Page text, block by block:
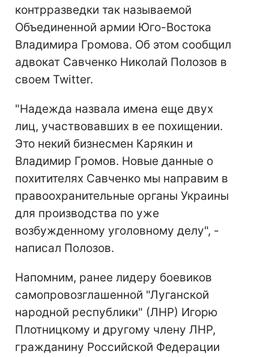
контрразведки так называемой
Объединенной армии Юго-Востока
Владимира Громова. Об этом сообщил
адвокат Савченко Николай Полозов в
своем Twitter.
"Надежда назвала имена еще двух
лиц, участвовавших в ее похищении.
Это некий бизнесмен Карякин и
Владимир Громов. Новые данные о
похитителях Савченко мы направим в
правоохранительные органы Украины
для производства по уже
возбужденному уголовному делу", -
написал Полозов.
Напомним, ранее лидеру боевиков
самопровозглашенной "Луганской
народной республики" (ЛНР) Игорю
Плотницкому и другому члену ЛНР,
гражданину Российской Федерации